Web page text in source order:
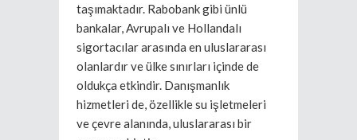
taşımaktadır. Rabobank gibi ünlü
bankalar, Avrupalı ve Hollandalı
sigortacılar arasında en uluslararası
olanlardır ve ülke sınırları içinde de
oldukça etkindir. Danışmanlık
hizmetleri de, özellikle su işletmeleri
ve çevre alanında, uluslararası bir